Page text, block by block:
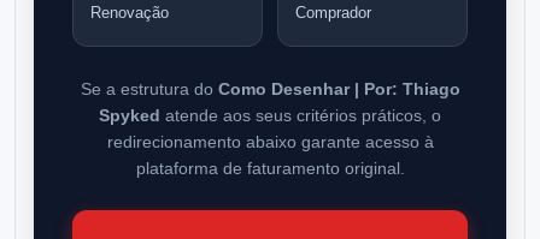
Renovação
Comprador
Se a estrutura do Como Desenhar | Por: Thiago
Spyked atende aos seus critérios práticos, o
redirecionamento abaixo garante acesso à
plataforma de faturamento original.